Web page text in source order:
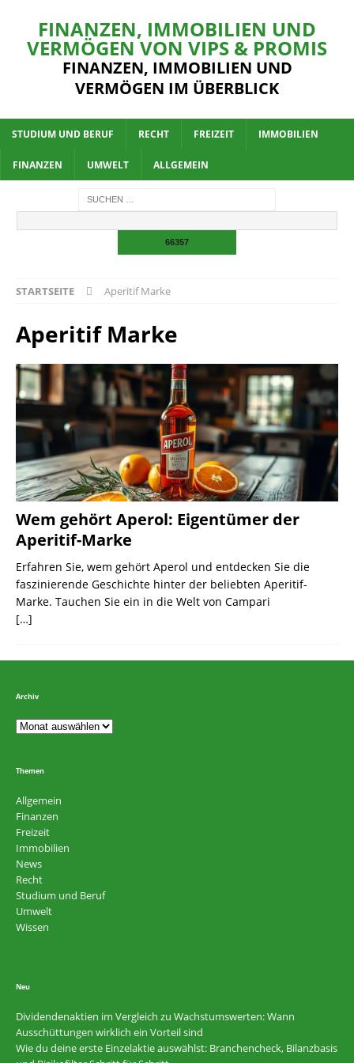
FINANZEN, IMMOBILIEN UND
VERMÖGEN VON VIPS & PROMIS
FINANZEN, IMMOBILIEN UND
VERMÖGEN IM ÜBERBLICK
STUDIUM UND BERUF RECHT FREIZEIT IMMOBILIEN
FINANZEN UMWELT ALLGEMEIN
STARTSEITE Aperitif Marke
Aperitif Marke
Wem gehört Aperol: Eigentümer der
Aperitif-Marke
Erfahren Sie, wem gehört Aperol und entdecken Sie die
faszinierende Geschichte hinter der beliebten Aperitif-
Marke. Tauchen Sie ein in die Welt von Campari
[…]
Archiv
Themen
Allgemein
Finanzen
Freizeit
Immobilien
News
Recht
Studium und Beruf
Umwelt
Wissen
Neu
Dividendenaktien im Vergleich zu Wachstumswerten: Wann
Ausschüttungen wirklich ein Vorteil sind
Wie du deine erste Einzelaktie auswählst: Branchencheck, Bilanzbasis